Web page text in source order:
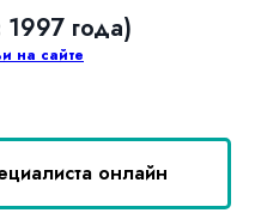
года)
на сайте
онлайн